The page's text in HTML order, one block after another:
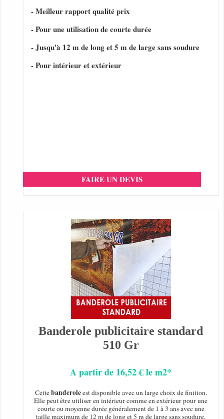
- Meilleur rapport qualité prix
- Pour une utilisation de courte durée
- Jusqu'à 12 m de long et 5 m de large sans soudure
- Pour intérieur et extérieur
FAIRE UN DEVIS
Banderole publicitaire standard
510 Gr
A partir de 16,52 € le m2*
Cettebanderoleest disponible avec un large choix de finition.
Elle peut être utiliser en intérieur comme en extérieur pour une
courte ou moyenne durée généralement de 1 à 3 ans avec une
taille maximum de 12 m de long et 5 m de large sans soudure.